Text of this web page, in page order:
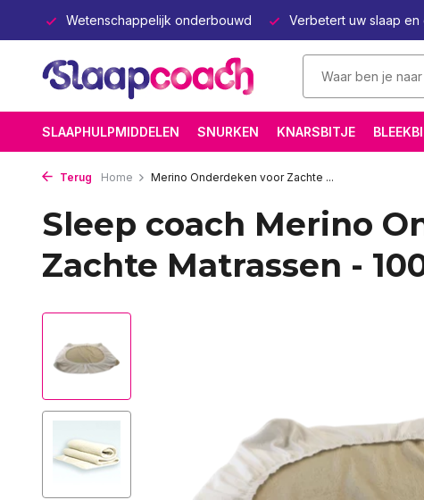
Verbetert uw slaap en gezondheid Sinds 2011 online
SLAAPHULPMIDDELEN SNURKEN KNARSBITJE
Terug Home Merino Onderdeken voor Zachte ...
Sleep coach Merino
Zachte Matrassen -